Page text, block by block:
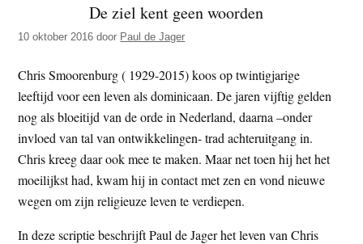
z
e
s
i
t
e
e
d
e
z
e
s
i
t
De ziel kent geen woorden
10 oktober 2016 door Paul de Jager
Chris Smoorenburg ( 1929-2015) koos op twintigjarige
leeftijd voor een leven als dominicaan. De jaren vijftig gelden
nog als bloeitijd van de orde in Nederland, daarna –onder
invloed van tal van ontwikkelingen- trad achteruitgang in.
Chris kreeg daar ook mee te maken. Maar net toen hij het het
moeilijkst had, kwam hij in contact met zen en vond nieuwe
wegen om zijn religieuze leven te verdiepen.
In deze scriptie beschrijft Paul de Jager het leven van Chris